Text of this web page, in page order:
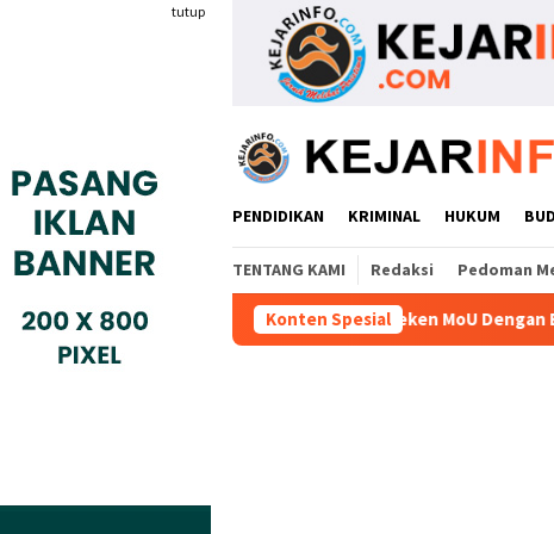
tutup
PENDIDIKAN KRIMINAL HUKUM
TENTANG KAMI Redaksi Pedoman
Konten Spesial
Indonesia Kompeten Teken MoU Dengan BBPVP Serang